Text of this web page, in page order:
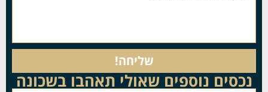
שליחה!
נכסים נוספים שאולי תאהבו בשכונה